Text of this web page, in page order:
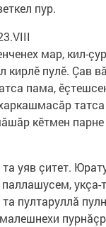
пур.
мар, кил-
кирлӗ пулӗ. Çав
пама,
кӗтмен парне
уяв çитет.
укçа-
пултаруллă